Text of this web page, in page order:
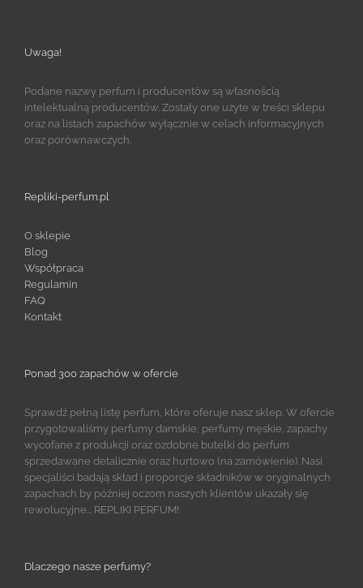
Uwaga!
Podane nazwy perfum i producentów są własnością
intelektualną producentów. Zostały one użyte w treści sklepu
oraz na listach zapachów wyłącznie w celach informacyjnych
oraz porównawczych.
Repliki-perfum.pl
O sklepie
Blog
Współpraca
Regulamin
FAQ
Kontakt
Ponad 300 zapachów w ofercie
Sprawdź pełną listę perfum, które oferuje nasz sklep. W ofercie
przygotowaliśmy perfumy damskie, perfumy męskie, zapachy
wycofane z produkcji oraz ozdobne butelki do perfum
sprzedawane detalicznie oraz hurtowo (na zamówienie). Nasi
specjaliści badają skład i proporcje składników w oryginalnych
zapachach by później oczom naszych klientów ukazały się
rewolucyjne... REPLIKI PERFUM!
Dlaczego nasze perfumy?